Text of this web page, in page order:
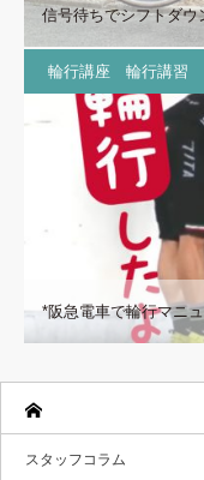
信号待ちでシフトダウ
輪行講座 輪行講習
*阪急電車で輪行マニ
スタッフコラム